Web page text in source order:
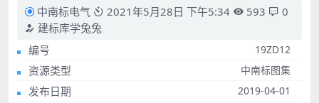
中南标电气 2021年5月28日 下午5:34 593
0
建标库学兔兔
编号
19ZD12
资源类型 中南标图集
发布日期 2019-04-01